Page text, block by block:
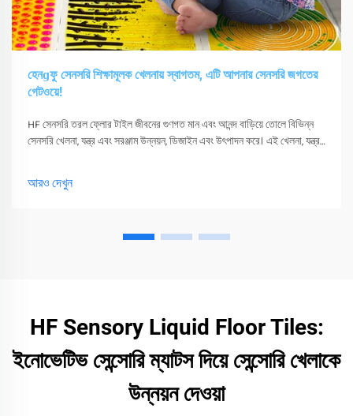
হেনɡফু সেনসরি শিক্ষামূলক খেলনায় স্বাগতম, এটি আপনার সেনসরি জগতের
গেটওয়ে!
HF সেনসরি তরল ফ্লোর টাইল জীবনের গুণগত মান এবং আনন্দ বাড়িয়ে তোলে বিভিন্ন
সেনসরি খেলনা, যন্ত্র এবং সরঞ্জাম উন্নয়ন, ডিজাইন এবং উৎপাদন করে। এই খেলনা, যন্ত্র
আরও দেখুন
HF Sensory Liquid Floor Tiles:
ইনোভেটিভ সেন্সোরি ম্যাটস দিয়ে সেন্সোরি খেলাকে
উন্নয়ন দেওয়া